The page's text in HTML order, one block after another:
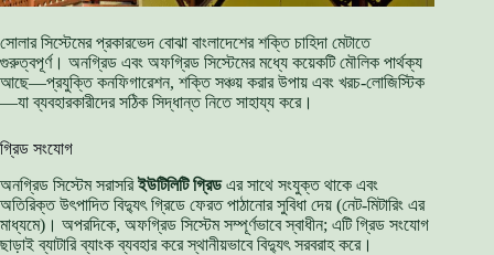
সোলার সিস্টেমের প্রকারভেদ বোঝা বাংলাদেশের শক্তি চাহিদা মেটাতে
গুরুত্বপূর্ণ। অনগ্রিড এবং অফগ্রিড সিস্টেমের মধ্যে কয়েকটি মৌলিক পার্থক্য
আছে—প্রযুক্তি কনফিগারেশন, শক্তি সঞ্চয় করার উপায় এবং খরচ-লোজিস্টিক
—যা ব্যবহারকারীদের সঠিক সিদ্ধান্ত নিতে সাহায্য করে।
গ্রিড সংযোগ
অনগ্রিড সিস্টেম সরাসরিইউটিলিটি গ্রিডএর সাথে সংযুক্ত থাকে এবং
অতিরিক্ত উৎপাদিত বিদ্যুৎ গ্রিডে ফেরত পাঠানোর সুবিধা দেয় (নেট-মিটারিং এর
মাধ্যমে)। অপরদিকে, অফগ্রিড সিস্টেম সম্পূর্ণভাবে স্বাধীন; এটি গ্রিড সংযোগ
ছাড়াই ব্যাটারি ব্যাংক ব্যবহার করে স্থানীয়ভাবে বিদ্যুৎ সরবরাহ করে।